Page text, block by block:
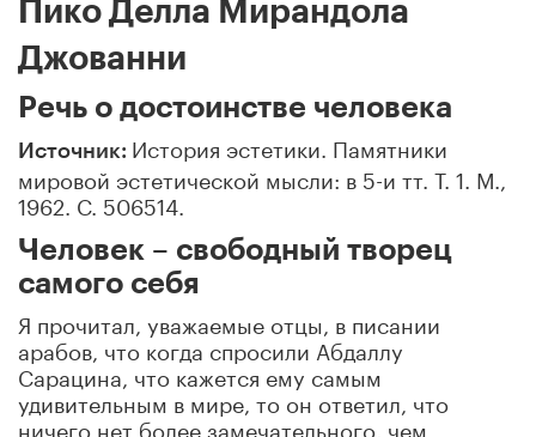
Пико Делла Мирандола
Джованни
Речь о достоинстве человека
Источник: История эстетики. Памятники
мировой эстетической мысли: в 5-и тт. Т. 1. М.,
1962. С. 506514.
Человек – свободный творец
самого себя
Я прочитал, уважаемые отцы, в писании
арабов, что когда спросили Абдаллу
Сарацина, что кажется ему самым
удивительным в мире, то он ответил, что
ничего нет более замечательного, чем